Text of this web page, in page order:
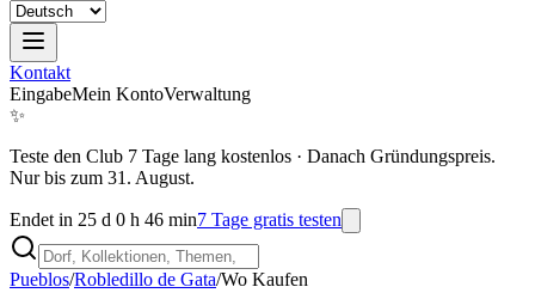
Kontakt
EingabeMein KontoVerwaltung
✨
Teste den Club 7 Tage lang kostenlos · Danach Gründungspreis.
Nur bis zum 31. August.
Endet in 25 d 0 h 46 min7 Tage gratis testen
Pueblos/Robledillo de Gata/Wo Kaufen